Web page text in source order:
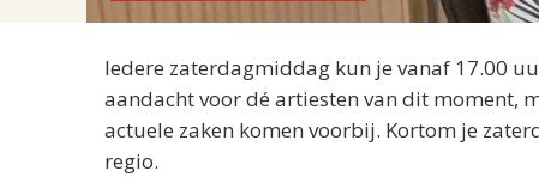
Iedere zaterdagmiddag kun je vanaf 17.00
aandacht voor dé artiesten van dit moment,
actuele zaken komen voorbij. Kortom je
regio.